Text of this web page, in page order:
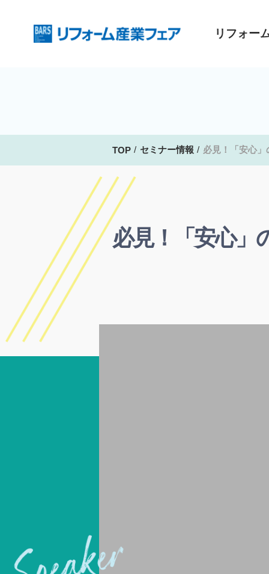
リフォー
TOP セミナー情報 必見！「安心
必見！「安心」